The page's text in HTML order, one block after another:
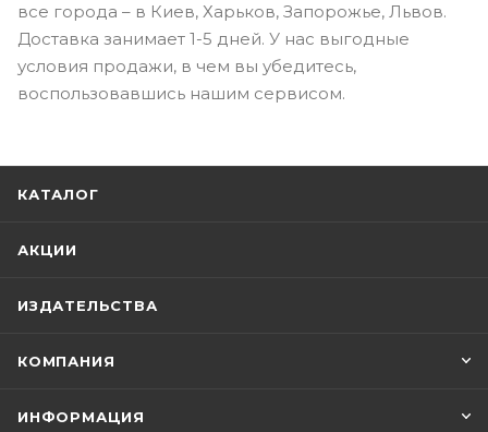
все города – в Киев, Харьков, Запорожье, Львов.
Доставка занимает 1-5 дней. У нас выгодные
условия продажи, в чем вы убедитесь,
воспользовавшись нашим сервисом.
КАТАЛОГ
АКЦИИ
ИЗДАТЕЛЬСТВА
КОМПАНИЯ
ИНФОРМАЦИЯ